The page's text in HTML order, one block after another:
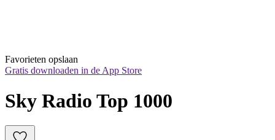
Favorieten opslaan
Gratis downloaden in de App Store
Sky Radio Top 1000